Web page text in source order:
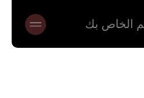
الخاص بك